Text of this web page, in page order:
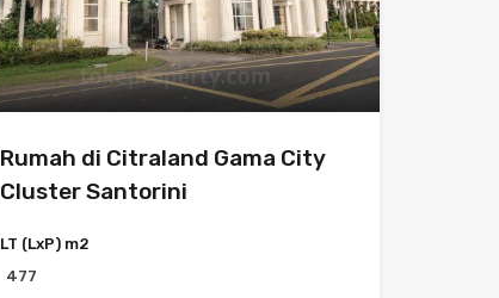
Rumah di Citraland Gama City
Cluster Santorini
LT (LxP) m2
477